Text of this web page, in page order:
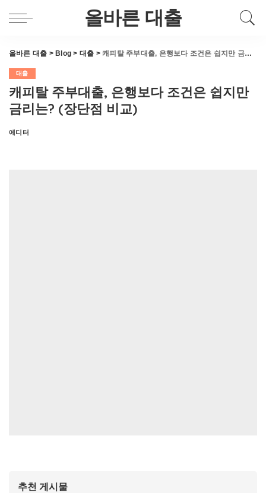
올바른 대출
올바른 대출 > Blog > 대출 >캐피탈 주부대출, 은행보다 조건은 쉽지만 금리는? (장단점 비교)
대출
캐피탈 주부대출, 은행보다 조건은 쉽지만
금리는? (장단점 비교)
Posted
에디터
추천 게시물